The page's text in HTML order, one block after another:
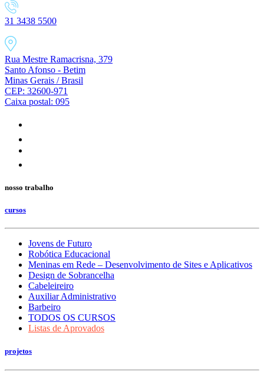
31 3438 5500
Rua Mestre Ramacrisna, 379
Santo Afonso - Betim
Minas Gerais / Brasil
CEP: 32600-971
Caixa postal: 095
nosso trabalho
cursos
Jovens de Futuro
Robótica Educacional
Meninas em Rede – Desenvolvimento de Sites e Aplicativos
Design de Sobrancelha
Cabeleireiro
Auxiliar Administrativo
Barbeiro
TODOS OS CURSOS
Listas de Aprovados
projetos